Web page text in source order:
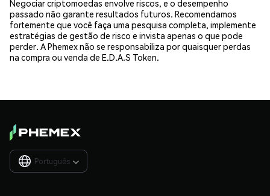
Negociar criptomoedas envolve riscos, e o desempenho
passado não garante resultados futuros. Recomendamos
fortemente que você faça uma pesquisa completa, implemente
estratégias de gestão de risco e invista apenas o que pode
perder. A Phemex não se responsabiliza por quaisquer perdas
na compra ou venda de E.D.A.S Token.
Português 